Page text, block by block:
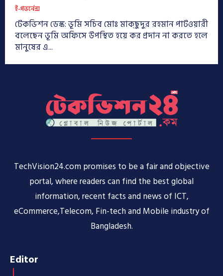
ই-গভর্নেন্স
টেকভিশন ডেস্ক: ভূমি সচিব মোঃ মাক্‌ছুদুর রহমান পাটওয়ারী
বলেছেন ভূমি অফিসে উপস্থিত হয়ে কর প্রদান না করতে হলে
মানুষের এ...
TechVision24.com promises to be a fair and objective
portal, where readers can find the best global
information, recent facts and news of ICT,
eCommerce,Telecom, Fin-tech and Mobile industry of
Bangladesh.
Editor